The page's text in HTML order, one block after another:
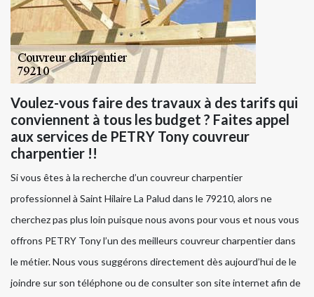
Voulez-vous faire des travaux à des tarifs qui
conviennent à tous les budget ? Faites appel
aux services de PETRY Tony couvreur
charpentier !!
Si vous êtes à la recherche d’un couvreur charpentier
professionnel à Saint Hilaire La Palud dans le 79210, alors ne
cherchez pas plus loin puisque nous avons pour vous et nous vous
offrons PETRY Tony l’un des meilleurs couvreur charpentier dans
le métier. Nous vous suggérons directement dès aujourd’hui de le
joindre sur son téléphone ou de consulter son site internet afin de